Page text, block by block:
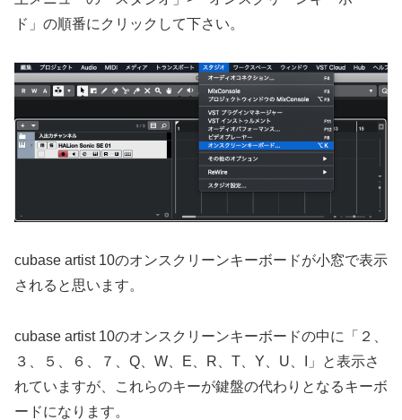
ド」の順番にクリックして下さい。
cubase artist 10のオンスクリーンキーボードが小窓で表示
されると思います。
cubase artist 10のオンスクリーンキーボードの中に「２、
３、５、６、７、Q、W、E、R、T、Y、U、I」と表示さ
れていますが、これらのキーが鍵盤の代わりとなるキーボ
ードになります。